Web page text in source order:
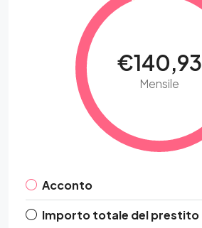
€140,93
Mensile
Acconto
Importo totale del prestito